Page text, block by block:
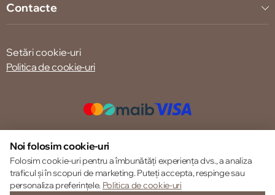
Contacte
Setări cookie-uri
Politica de cookie-uri
© 2013 – 2026 ECOM
Noi folosim cookie-uri
Folosim cookie-uri pentru a îmbunătăți experiența dvs., a analiza
traficul și în scopuri de marketing. Puteți accepta, respinge sau
personaliza preferințele. Politica de cookie-uri